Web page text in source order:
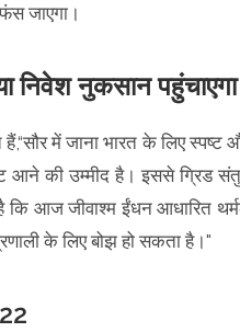
जाएगा।
निवेश नुकसान पहुंचाएगा
में जाना भारत के लिए
आने की उम्मीद है। इससे ग्रिड
आज जीवाश्म ईंधन आधारित
के लिए बोझ हो सकता है।"